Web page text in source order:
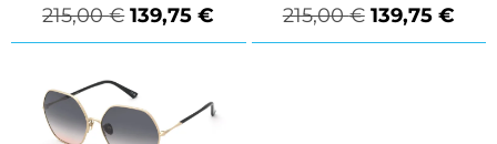
215,00€ 139,75€ 215,00€ 139,75 €